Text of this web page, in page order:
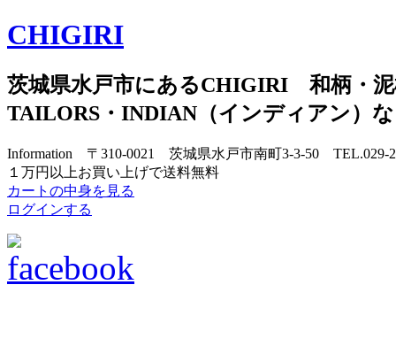
CHIGIRI
茨城県水戸市にあるCHIGIRI 和柄・泥
TAILORS・INDIAN（インディアン）
Information 〒310-0021 茨城県水戸市南町3-3-50 TEL.029-
１万円以上お買い上げで送料無料
カートの中身を見る
ログインする